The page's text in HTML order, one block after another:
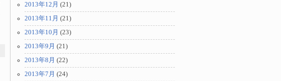
2013年12月 (21)
2013年11月 (21)
2013年10月 (23)
2013年9月 (21)
2013年8月 (22)
2013年7月 (24)